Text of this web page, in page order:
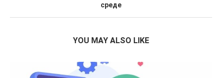
среде
YOU MAY ALSO LIKE